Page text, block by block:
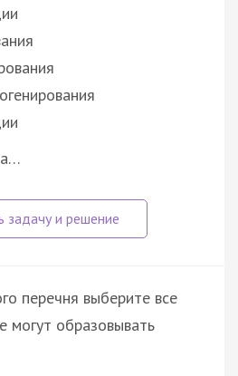
перечня выберите все
могут образовывать